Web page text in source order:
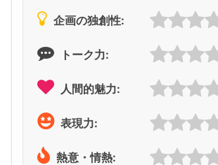
企画の独創性:
トーク力:
人間的魅力:
表現力:
熱意・情熱: